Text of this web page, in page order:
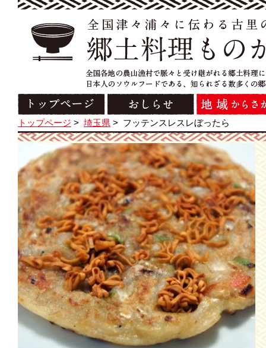
トップページ > 埼玉県 > フッテンスレスレぼったら